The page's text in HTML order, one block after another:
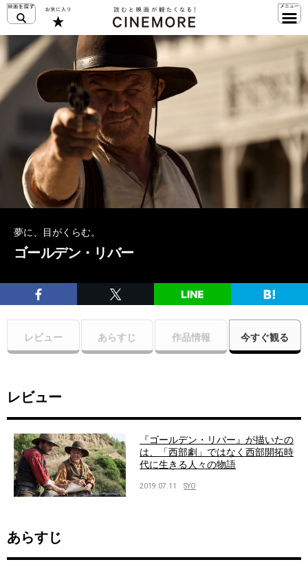
夢に、目がくらむ。
ゴールデン・リバー
レビュー あらすじ 作品情報 今すぐ観る
レビュー
『ゴールデン・リバー』が描いたの
は、「西部劇」ではなく西部開拓時
代に生きる人々の物語
2019.07.11 SYO
あらすじ